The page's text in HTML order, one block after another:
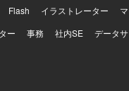
Flash イラストレーター
ー 事務 社内SE データ